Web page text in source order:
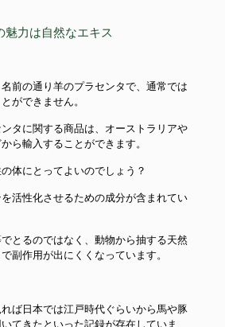
魅力は自然なエキス
前の通り羊のプラセンタで、通常では
ができません。
タに関する商品は、オーストラリアや
ら輸入することができます。
体にとってよいのでしょう？
活性化させるための成分が含まれてい
とるのではなく、動物から抽する天然
副作用が出にくくなっています。
ば日本では江戸時代ぐらいから馬や豚
てきたといった記録が存在していま